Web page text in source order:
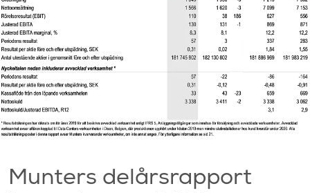
Munters delårsrapport